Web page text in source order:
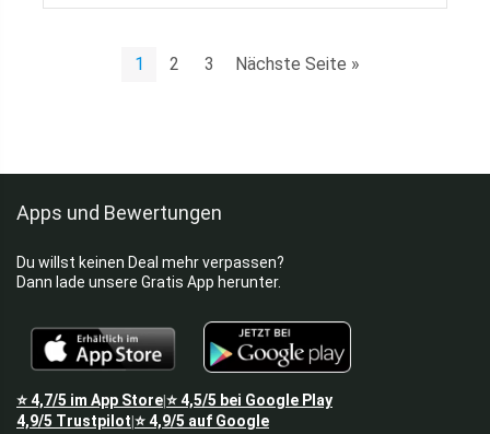
1 2 3 Nächste Seite »
Apps und Bewertungen
Du willst keinen Deal mehr verpassen?
Dann lade unsere Gratis App herunter.
⭐4,7/5 im App Store⭐4,5/5 bei Google Play
4,9/5 Trustpilot ⭐4,9/5 auf Google